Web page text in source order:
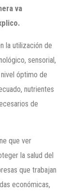
va
la utilización de
sensorial,
óptimo de
nutrientes
de
que ver
la salud del
que trabajan
económicas,